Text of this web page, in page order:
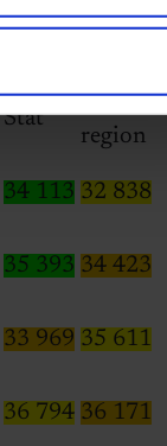
Stat
region
34 113 32 838
35 393 34 423
33 969 35 611
36 794 36 171